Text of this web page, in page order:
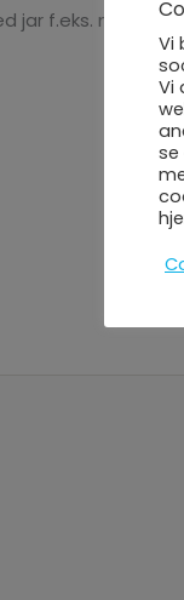
jar f.eks.
Vi
Vi
se